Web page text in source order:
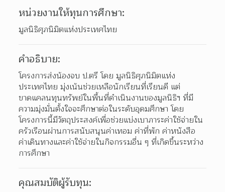
หน่วยงานให้ทุนการศึกษา:
มูลนิธิศุภนิมิตแห่งประเทศไทย
คำอธิบาย:
โครงการส่งน้องจบ ป.ตรี โดย มูลนิธิศุภนิมิตแห่ง
ประเทศไทย มุ่งเน้นช่วยเหลือนักเรียนที่เรียนดี แต่
ขาดแคลนทุนทรัพย์ในพื้นที่ดำเนินงานของมูลนิธิฯ ที่มี
ความมุ่งมั่นตั้งใจจะศึกษาต่อในระดับอุดมศึกษา โดย
โครงการนี้มีวัตถุประสงค์เพื่อช่วยแบ่งเบาภาระค่าใช้จ่ายใน
ครัวเรือนผ่านการสนับสนุนค่าเทอม ค่าที่พัก ค่าหนังสือ
ค่าเดินทางและค่าใช้จ่ายในกิจกรรมอื่น ๆ ที่เกิดขึ้นระหว่าง
การศึกษา
คุณสมบัติผู้รับทุน: